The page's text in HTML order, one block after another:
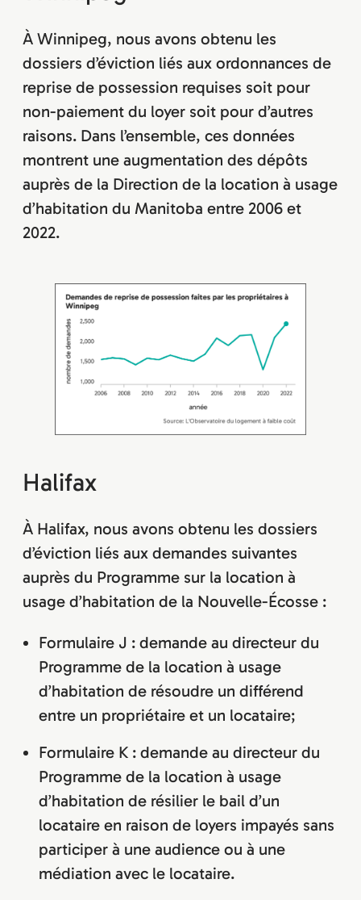
À Winnipeg, nous avons obtenu les
dossiers d’éviction liés aux ordonnances de
reprise de possession requises soit pour
non-paiement du loyer soit pour d’autres
raisons. Dans l’ensemble, ces données
montrent une augmentation des dépôts
auprès de la Direction de la location à usage
d’habitation du Manitoba entre 2006 et
2022.
Halifax
À Halifax, nous avons obtenu les dossiers
d’éviction liés aux demandes suivantes
auprès du Programme sur la location à
usage d’habitation de la Nouvelle-Écosse :
Formulaire J : demande au directeur du
Programme de la location à usage
d’habitation de résoudre un différend
entre un propriétaire et un locataire;
Formulaire K : demande au directeur du
Programme de la location à usage
d’habitation de résilier le bail d’un
locataire en raison de loyers impayés sans
participer à une audience ou à une
médiation avec le locataire.